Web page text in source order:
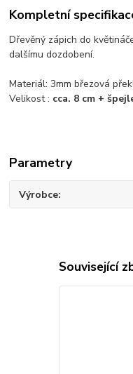
Kompletní
Dřevěný zápich do
dalšímu dozdobení.
Materiál: 3mm březová
Velikost : cca. 8 cm +
Parametry
Výrobce
Související